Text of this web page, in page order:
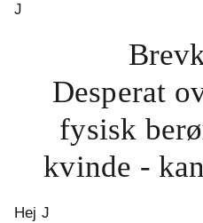
J
Desperat
fysisk
kvinde -
Hej J